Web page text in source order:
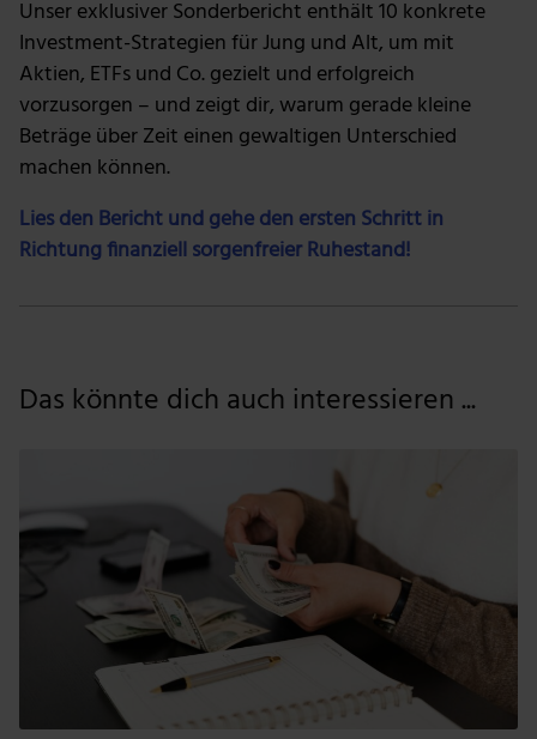
Nutzung der Dienste gesammelt haben.
Unser exklusiver Sonderbericht enthält 10 konkrete
Investment-Strategien für Jung und Alt, um mit
Aktien, ETFs und Co. gezielt und erfolgreich
vorzusorgen – und zeigt dir, warum gerade kleine
Beträge über Zeit einen gewaltigen Unterschied
machen können.
Lies den Bericht und gehe den ersten Schritt in
Richtung finanziell sorgenfreier Ruhestand!
Das könnte dich auch interessieren ...